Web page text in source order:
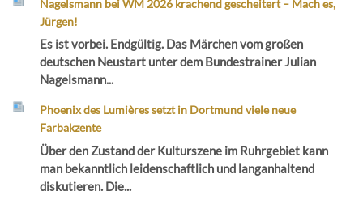
Nagelsmann bei WM 2026 krachend gescheitert – Mach es,
Jürgen!
Es ist vorbei. Endgültig. Das Märchen vom großen
deutschen Neustart unter dem Bundestrainer Julian
Nagelsmann...
Phoenix des Lumières setzt in Dortmund viele neue
Farbakzente
Über den Zustand der Kulturszene im Ruhrgebiet kann
man bekanntlich leidenschaftlich und langanhaltend
diskutieren. Die...